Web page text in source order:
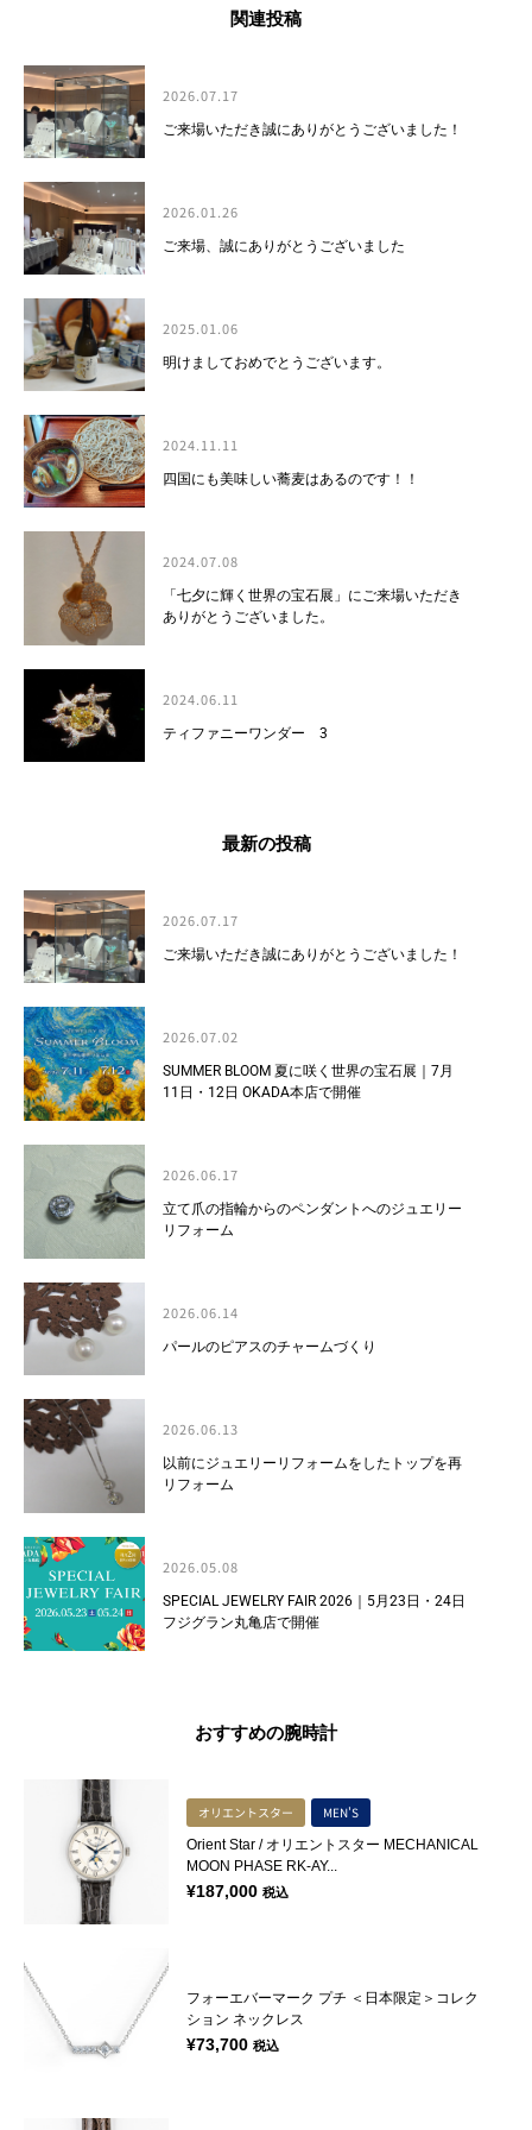
関連投稿
2026.07.17
ご来場いただき誠にありがとうございました！
2026.01.26
ご来場、誠にありがとうございました
2025.01.06
明けましておめでとうございます。
2024.11.11
四国にも美味しい蕎麦はあるのです！！
2024.07.08
「七夕に輝く世界の宝石展」にご来場いただき
ありがとうございました。
2024.06.11
ティファニーワンダー 3
最新の投稿
2026.07.17
ご来場いただき誠にありがとうございました！
2026.07.02
SUMMER BLOOM 夏に咲く世界の宝石展｜7月
11日・12日 OKADA本店で開催
2026.06.17
立て爪の指輪からのペンダントへのジュエリー
リフォーム
2026.06.14
パールのピアスのチャームづくり
2026.06.13
以前にジュエリーリフォームをしたトップを再
リフォーム
2026.05.08
SPECIAL JEWELRY FAIR 2026｜5月23日・24日
フジグラン丸亀店で開催
おすすめの腕時計
オリエントスター MEN'S
Orient Star / オリエントスター MECHANICAL
MOON PHASE RK-AY...
¥187,000 税込
フォーエバーマーク プチ ＜日本限定＞コレク
ション ネックレス
¥73,700 税込